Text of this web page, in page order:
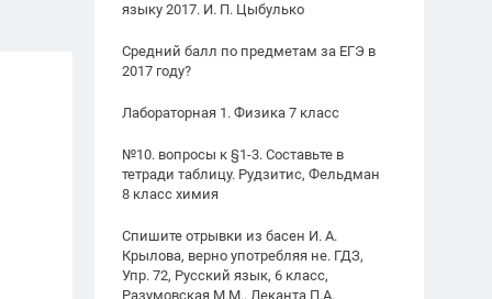
языку 2017. И. П. Цыбулько
Средний балл по предметам за ЕГЭ в
2017 году?
Лабораторная 1. Физика 7 класс
№10. вопросы к §1-3. Составьте в
тетради таблицу. Рудзитис, Фельдман
8 класс химия
Спишите отрывки из басен И. А.
Крылова, верно употребляя не. ГДЗ,
Упр. 72, Русский язык, 6 класс,
Разумовская М.М., Леканта П.А.